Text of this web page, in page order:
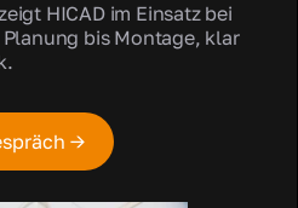
HICAD im Einsatz bei
bis Montage, klar
→